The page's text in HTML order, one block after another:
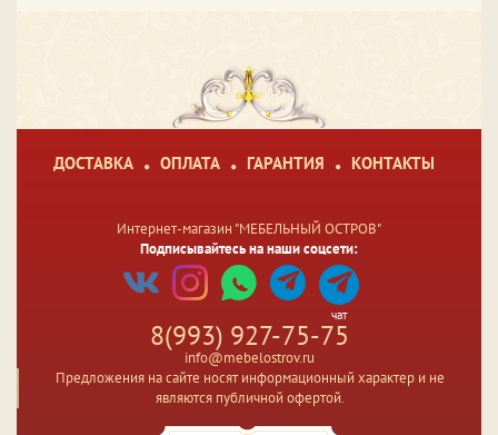
ДОСТАВКА ОПЛАТА ГАРАНТИЯ КОНТАКТЫ
Интернет-магазин "МЕБЕЛЬНЫЙ ОСТРОВ"
Подписывайтесь на наши соцсети:
чат
8(993) 927-75-75
info@mebelostrov.ru
Предложения на сайте носят информационный характер и не
являются публичной офертой.